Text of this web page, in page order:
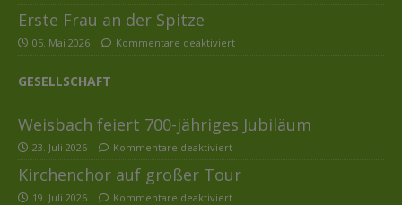
Erste Frau an der Spitze
05. Mai 2026 Kommentare deaktiviert
GESELLSCHAFT
Weisbach feiert 700-jähriges Jubiläum
23. Juli 2026 Kommentare deaktiviert
Kirchenchor auf großer Tour
19. Juli 2026 Kommentare deaktiviert